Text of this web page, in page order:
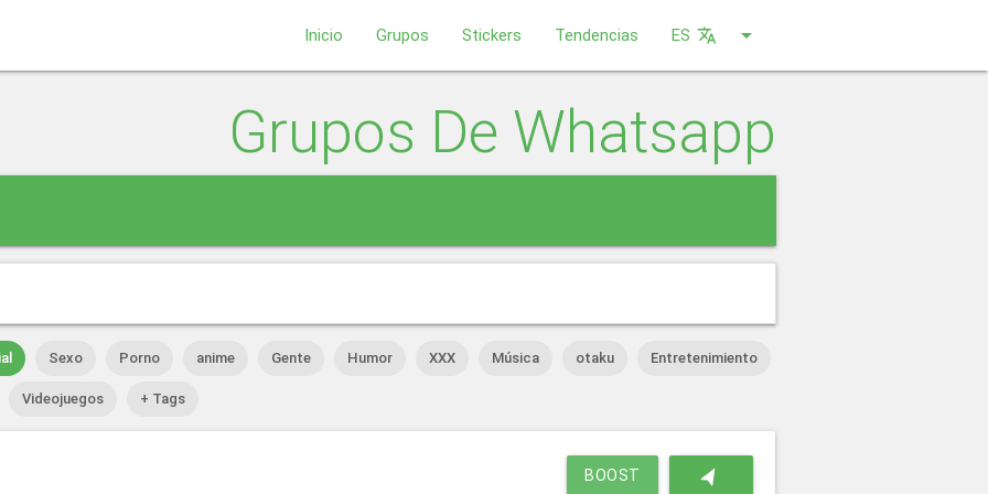
Inicio Grupos Stickers Tendencias ES arrow_drop_down
translate
Grupos De Whatsapp
Sexo Porno anime Gente Humor XXX Música otaku Entretenimiento
Videojuegos + Tags
navigation
BOOST